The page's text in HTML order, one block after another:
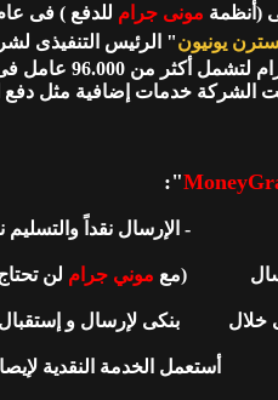
(أنظمة مونى جرام
يونيون" الرئيس التنفيذى
- بحلول عام
خدمات إضافية مثل دفع
":
لإرسال (مع موني جرام لن
خلال بنكى لإرسال و
الخدمة النقدية